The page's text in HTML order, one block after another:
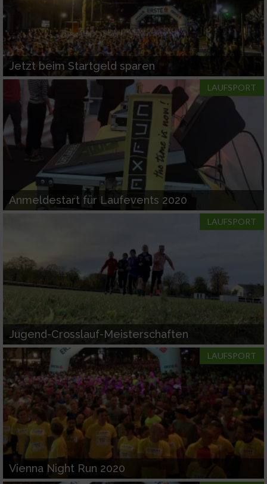
Jetzt beim Startgeld sparen
LAUFSPORT
Anmeldestart für Laufevents 2020
LAUFSPORT
Jugend-Crosslauf-Meisterschaften
LAUFSPORT
Vienna Night Run 2020